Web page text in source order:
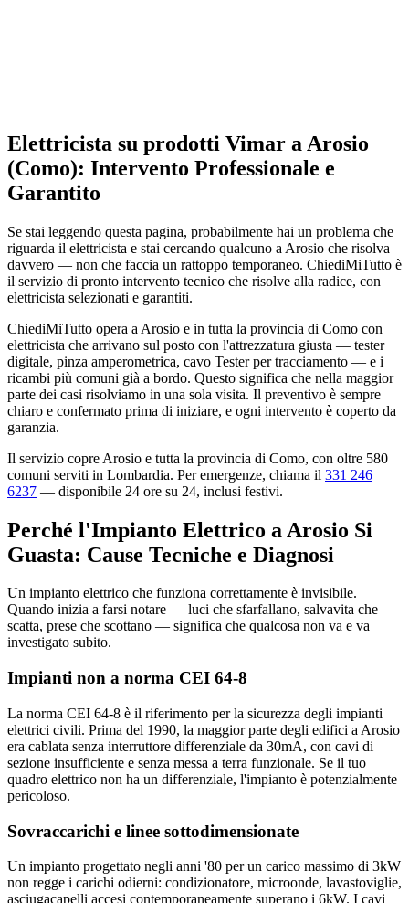
Elettricista su prodotti Vimar a Arosio
(Como): Intervento Professionale e
Garantito
Se stai leggendo questa pagina, probabilmente hai un problema che
riguarda il elettricista e stai cercando qualcuno a Arosio che risolva
davvero — non che faccia un rattoppo temporaneo. ChiediMiTutto è
il servizio di pronto intervento tecnico che risolve alla radice, con
elettricista selezionati e garantiti.
ChiediMiTutto opera a Arosio e in tutta la provincia di Como con
elettricista che arrivano sul posto con l'attrezzatura giusta — tester
digitale, pinza amperometrica, cavo Tester per tracciamento — e i
ricambi più comuni già a bordo. Questo significa che nella maggior
parte dei casi risolviamo in una sola visita. Il preventivo è sempre
chiaro e confermato prima di iniziare, e ogni intervento è coperto da
garanzia.
Il servizio copre Arosio e tutta la provincia di Como, con oltre 580
comuni serviti in Lombardia. Per emergenze, chiama il 331 246
6237 — disponibile 24 ore su 24, inclusi festivi.
Perché l'Impianto Elettrico a Arosio Si
Guasta: Cause Tecniche e Diagnosi
Un impianto elettrico che funziona correttamente è invisibile.
Quando inizia a farsi notare — luci che sfarfallano, salvavita che
scatta, prese che scottano — significa che qualcosa non va e va
investigato subito.
Impianti non a norma CEI 64-8
La norma CEI 64-8 è il riferimento per la sicurezza degli impianti
elettrici civili. Prima del 1990, la maggior parte degli edifici a Arosio
era cablata senza interruttore differenziale da 30mA, con cavi di
sezione insufficiente e senza messa a terra funzionale. Se il tuo
quadro elettrico non ha un differenziale, l'impianto è potenzialmente
pericoloso.
Sovraccarichi e linee sottodimensionate
Un impianto progettato negli anni '80 per un carico massimo di 3kW
non regge i carichi odierni: condizionatore, microonde, lavastoviglie,
asciugacapelli accesi contemporaneamente superano i 6kW. I cavi